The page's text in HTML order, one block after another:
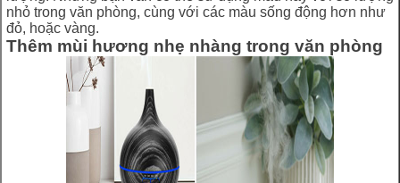
nhỏ trong văn phòng, cùng với các màu sống động hơn như
đỏ, hoặc vàng.
Thêm mùi hương nhẹ nhàng trong văn phòng